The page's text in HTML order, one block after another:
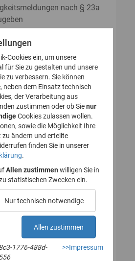
nach § 23a
Ihr Nutzerkonto für
an
1. Nutzerkonto erstellen
des Nutzerkontos
bestätigen
3. Nutzerdaten angeben
Cookies ein, um unsere
für Sie zu gestalten und unsere
zu verbessern. Sie können
neben dem Einsatz technisch
der Verarbeitung aus
zustimmen oder ob Sienur
Cookies zulassen wollen.
sowie die Möglichkeit Ihre
zu ändern und erteilte
finden Sie in unserer
Allen zustimmen willigen Sie in
statistischen Zwecken ein.
Nur technisch notwendige
Allen zustimmen
1776-488d-
>>Impressum